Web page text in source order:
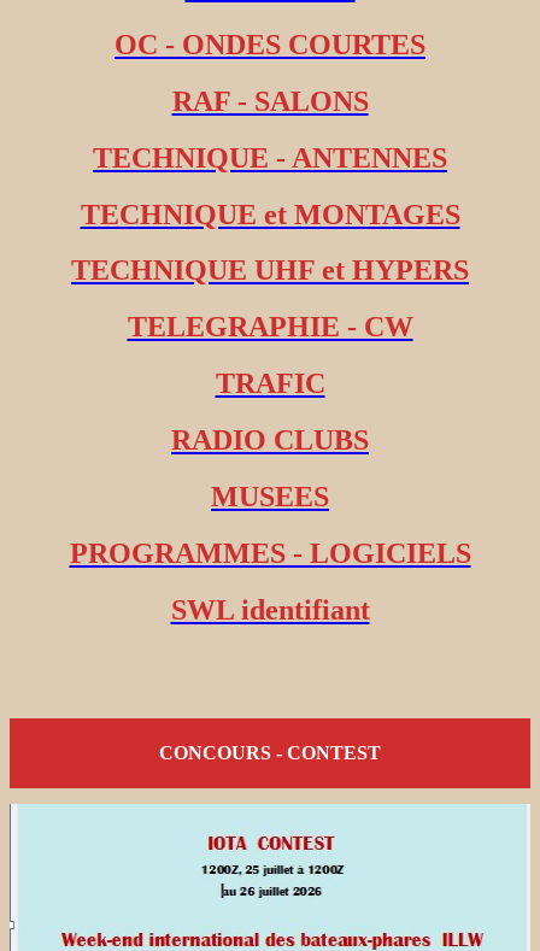
OC - ONDES COURTES
RAF - SALONS
TECHNIQUE - ANTENNES
TECHNIQUE et MONTAGES
TECHNIQUE UHF et HYPERS
TELEGRAPHIE - CW
TRAFIC
RADIO CLUBS
MUSEES
PROGRAMMES - LOGICIELS
SWL identifiant
CONCOURS - CONTEST